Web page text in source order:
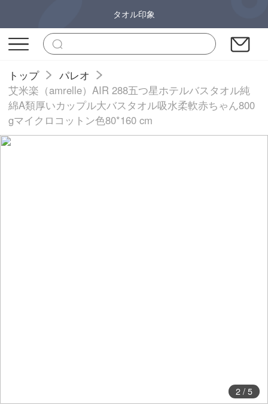
タオル印象
トップ
パレオ
艾米楽（amrelle）AIR 288五つ星ホテルバスタオル純
綿A類厚いカップル大バスタオル吸水柔軟赤ちゃん800
gマイクロコットン色80*160 cm
2/ 5